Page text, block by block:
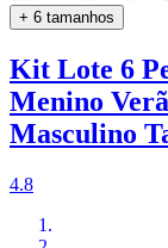
+ 6 tamanhos
Kit Lote 6
Menino
Masculino
4.8